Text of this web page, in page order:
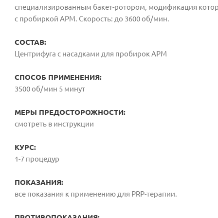
специализированным бакет-ротором, модификация
с пробиркой АРМ. Скорость: до 3600 об/мин.
СОСТАВ:
Центрифуга с насадками для пробирок АРМ
СПОСОБ ПРИМЕНЕНИЯ:
3500 об/мин 5 минут
МЕРЫ ПРЕДОСТОРОЖНОСТИ:
смотреть в инструкции
КУРС:
1-7 процедур
ПОКАЗАНИЯ:
все показания к применению для PRP-терапии.